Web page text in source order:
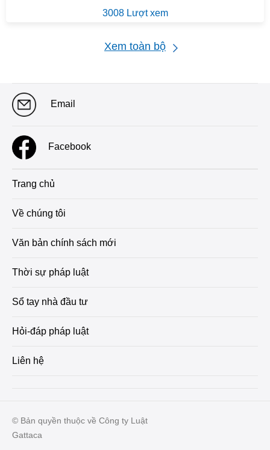
3008 Lượt xem
Xem toàn bộ
Email
Facebook
Trang chủ
Về chúng tôi
Văn bản chính sách mới
Thời sự pháp luật
Sổ tay nhà đầu tư
Hỏi-đáp pháp luật
Liên hệ
© Bản quyền thuộc về Công ty Luật
Gattaca